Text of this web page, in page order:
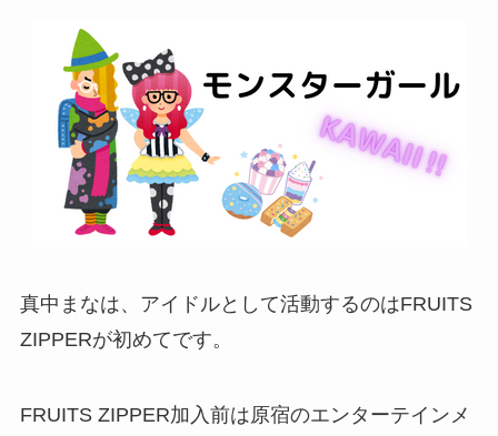
真中まなは、アイドルとして活動するのはFRUITS
ZIPPERが初めてです。
FRUITS ZIPPER加入前は原宿のエンターテインメ